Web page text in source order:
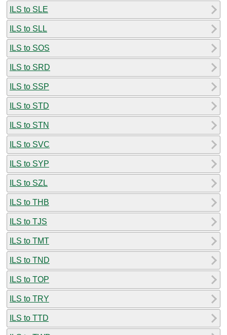
ILS to SLE
ILS to SLL
ILS to SOS
ILS to SRD
ILS to SSP
ILS to STD
ILS to STN
ILS to SVC
ILS to SYP
ILS to SZL
ILS to THB
ILS to TJS
ILS to TMT
ILS to TND
ILS to TOP
ILS to TRY
ILS to TTD